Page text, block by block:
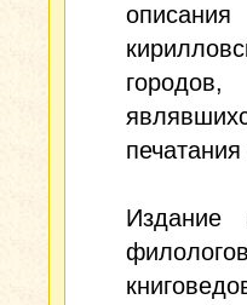
Издание